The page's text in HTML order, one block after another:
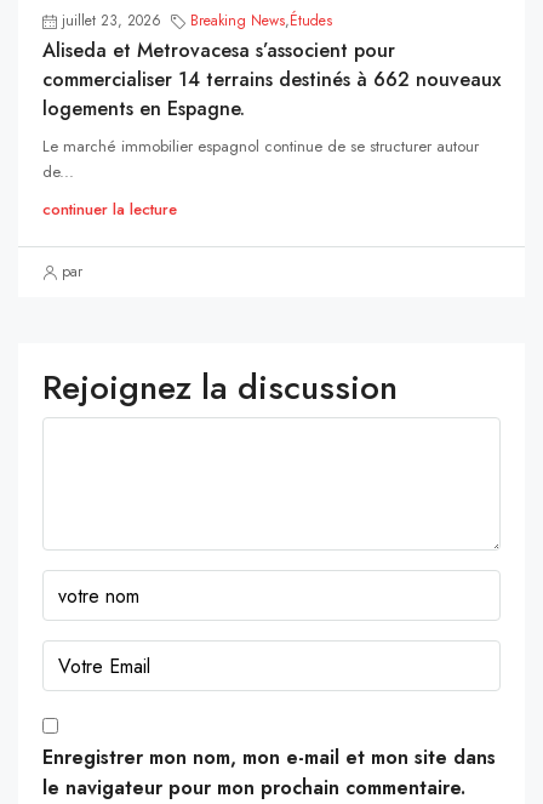
juillet 23, 2026 Breaking News,Études
Aliseda et Metrovacesa s’associent pour
commercialiser 14 terrains destinés à 662 nouveaux
logements en Espagne.
Le marché immobilier espagnol continue de se structurer autour
de...
continuer la lecture
par
Rejoignez la discussion
Enregistrer mon nom, mon e-mail et mon site dans
le navigateur pour mon prochain commentaire.